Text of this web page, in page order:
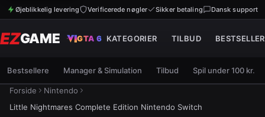
Øjeblikkelig levering Verificerede nøgler Sikker betaling Dansk support
EZGAME GTA 6 KATEGORIER TILBUD
Bestsellere Manager & Simulation Tilbud Spil under 100 kr.
Forside
Nintendo
Little Nightmares Complete Edition Nintendo Switch